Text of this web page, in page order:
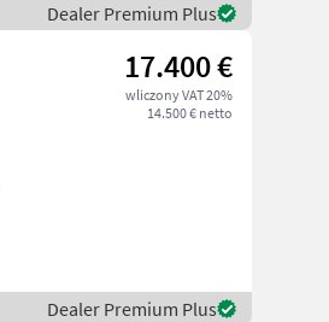
Dealer Premium Plus
17.400 €
wliczony VAT 20%
14.500 € netto
Dealer Premium Plus